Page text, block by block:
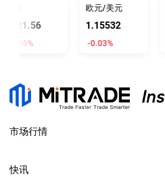
4321.58
-0.46%
欧元/美元
1.15529
-0.03%
市场行情
快讯